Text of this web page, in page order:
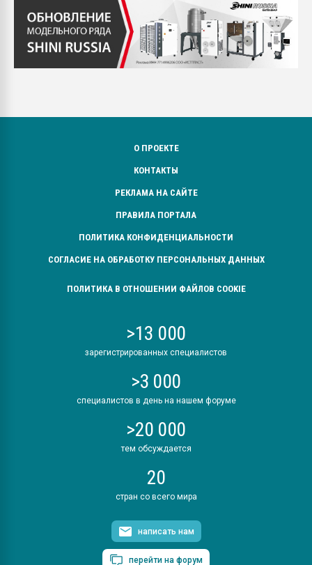
О ПРОЕКТЕ
КОНТАКТЫ
РЕКЛАМА НА САЙТЕ
ПРАВИЛА ПОРТАЛА
ПОЛИТИКА КОНФИДЕНЦИАЛЬНОСТИ
СОГЛАСИЕ НА ОБРАБОТКУ ПЕРСОНАЛЬНЫХ ДАННЫХ
ПОЛИТИКА В ОТНОШЕНИИ ФАЙЛОВ COOKIE
>13 000
зарегистрированных специалистов
>3 000
специалистов в день на нашем форуме
>20 000
тем обсуждается
20
стран со всего мира
написать нам
перейти на форум